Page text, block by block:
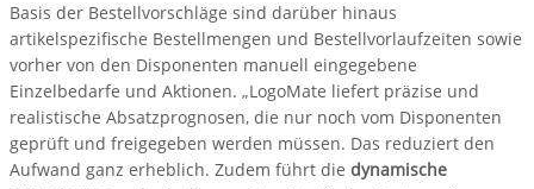
Basis der Bestellvorschläge sind darüber hinaus
artikelspezifische Bestellmengen und Bestellvorlaufzeiten sowie
vorher von den Disponenten manuell eingegebene
Einzelbedarfe und Aktionen. „LogoMate liefert präzise und
realistische Absatzprognosen, die nur noch vom Disponenten
geprüft und freigegeben werden müssen. Das reduziert den
Aufwand ganz erheblich. Zudem führt die dynamische